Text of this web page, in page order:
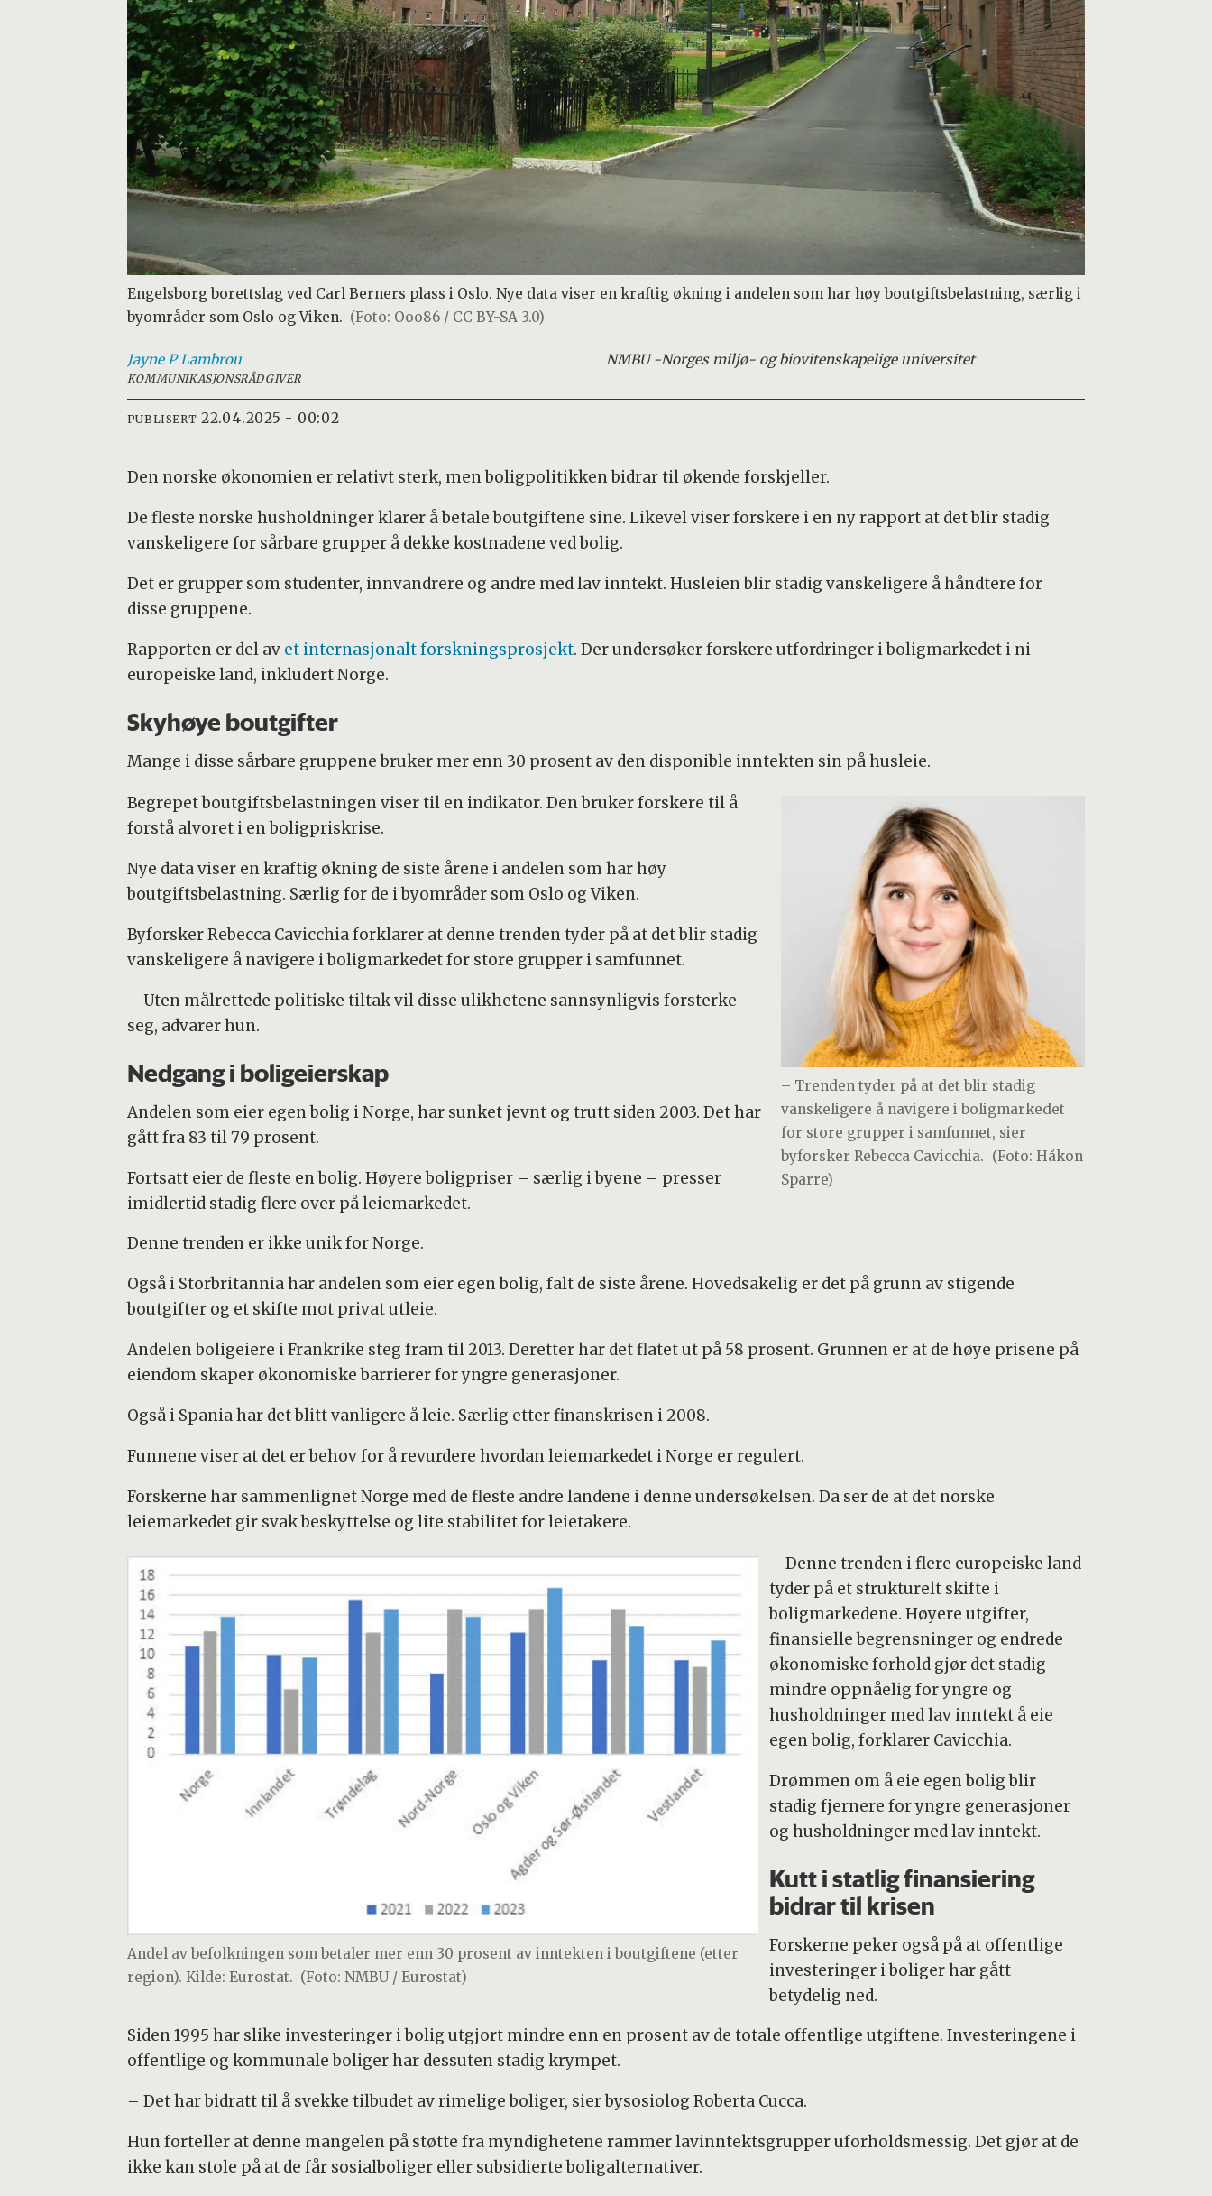
Engelsborg borettslag ved Carl Berners plass i Oslo. Nye data viser en kraftig økning i andelen som har høy boutgiftsbelastning, særlig i
byområder som Oslo og Viken. (Foto: Ooo86 / CC BY-SA 3.0)
Jayne P Lambrou
KOMMUNIKASJONSRÅDGIVER
NMBU -Norges miljø- og biovitenskapelige universitet
PUBLISERT 22.04.2025 - 00:02
Den norske økonomien er relativt sterk, men boligpolitikken bidrar til økende forskjeller.
De fleste norske husholdninger klarer å betale boutgiftene sine. Likevel viser forskere i en ny rapport at det blir stadig
vanskeligere for sårbare grupper å dekke kostnadene ved bolig.
Det er grupper som studenter, innvandrere og andre med lav inntekt. Husleien blir stadig vanskeligere å håndtere for
disse gruppene.
Rapporten er del av et internasjonalt forskningsprosjekt. Der undersøker forskere utfordringer i boligmarkedet i ni
europeiske land, inkludert Norge.
Skyhøye boutgifter
Mange i disse sårbare gruppene bruker mer enn 30 prosent av den disponible inntekten sin på husleie.
– Trenden tyder på at det blir stadig
vanskeligere å navigere i boligmarkedet
for store grupper i samfunnet, sier
byforsker Rebecca Cavicchia. (Foto: Håkon
Sparre)
Begrepet boutgiftsbelastningen viser til en indikator. Den bruker forskere til å
forstå alvoret i en boligpriskrise.
Nye data viser en kraftig økning de siste årene i andelen som har høy
boutgiftsbelastning. Særlig for de i byområder som Oslo og Viken.
Byforsker Rebecca Cavicchia forklarer at denne trenden tyder på at det blir stadig
vanskeligere å navigere i boligmarkedet for store grupper i samfunnet.
– Uten målrettede politiske tiltak vil disse ulikhetene sannsynligvis forsterke
seg, advarer hun.
Nedgang i boligeierskap
Andelen som eier egen bolig i Norge, har sunket jevnt og trutt siden 2003. Det har
gått fra 83 til 79 prosent.
Fortsatt eier de fleste en bolig. Høyere boligpriser – særlig i byene – presser
imidlertid stadig flere over på leiemarkedet.
Denne trenden er ikke unik for Norge.
Også i Storbritannia har andelen som eier egen bolig, falt de siste årene. Hovedsakelig er det på grunn av stigende
boutgifter og et skifte mot privat utleie.
Andelen boligeiere i Frankrike steg fram til 2013. Deretter har det flatet ut på 58 prosent. Grunnen er at de høye prisene på
eiendom skaper økonomiske barrierer for yngre generasjoner.
Også i Spania har det blitt vanligere å leie. Særlig etter finanskrisen i 2008.
Funnene viser at det er behov for å revurdere hvordan leiemarkedet i Norge er regulert.
Forskerne har sammenlignet Norge med de fleste andre landene i denne undersøkelsen. Da ser de at det norske
leiemarkedet gir svak beskyttelse og lite stabilitet for leietakere.
Andel av befolkningen som betaler mer enn 30 prosent av inntekten i boutgiftene (etter
region). Kilde: Eurostat. (Foto: NMBU / Eurostat)
– Denne trenden i flere europeiske land
tyder på et strukturelt skifte i
boligmarkedene. Høyere utgifter,
finansielle begrensninger og endrede
økonomiske forhold gjør det stadig
mindre oppnåelig for yngre og
husholdninger med lav inntekt å eie
egen bolig, forklarer Cavicchia.
Drømmen om å eie egen bolig blir
stadig fjernere for yngre generasjoner
og husholdninger med lav inntekt.
Kutt i statlig finansiering
bidrar til krisen
Forskerne peker også på at offentlige
investeringer i boliger har gått
betydelig ned.
Siden 1995 har slike investeringer i bolig utgjort mindre enn en prosent av de totale offentlige utgiftene. Investeringene i
offentlige og kommunale boliger har dessuten stadig krympet.
– Det har bidratt til å svekke tilbudet av rimelige boliger, sier bysosiolog Roberta Cucca.
Hun forteller at denne mangelen på støtte fra myndighetene rammer lavinntektsgrupper uforholdsmessig. Det gjør at de
ikke kan stole på at de får sosialboliger eller subsidierte boligalternativer.